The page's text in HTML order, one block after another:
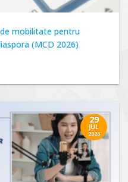
mobilitate pentru
(MCD 2026)
29
JUL
2026